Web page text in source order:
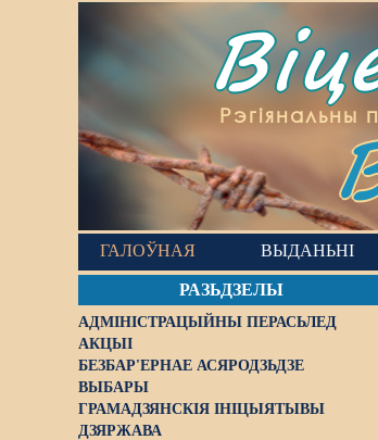
Рэгіянальны
ГАЛОЎНАЯ ВЫДАНЬНІ
РАЗЬДЗЕЛЫ
АДМІНІСТРАЦЫЙНЫ ПЕРАСЬЛЕД
АКЦЫІ
БЕЗБАР'ЕРНАЕ АСЯРОДЗЬДЗЕ
ВЫБАРЫ
ГРАМАДЗЯНСКІЯ ІНІЦЫЯТЫВЫ
ДЗЯРЖАВА